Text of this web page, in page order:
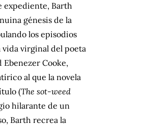
expediente, Barth
génesis de la
los episodios
virginal del poeta
Cooke,
al que la novela
(The sot-weed
hilarante de un
Barth recrea la